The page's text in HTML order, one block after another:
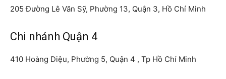
205 Đường Lê Văn Sỹ, Phường 13, Quận 3, Hồ Chí Minh
Chi nhánh Quận 4
410 Hoàng Diệu, Phường 5, Quận 4 , Tp Hồ Chí Minh